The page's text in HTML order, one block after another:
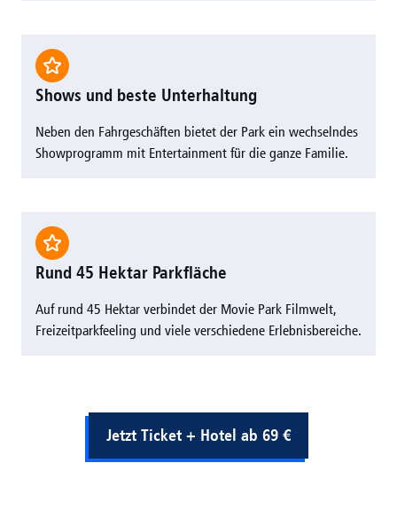
Shows und beste Unterhaltung
Neben den Fahrgeschäften bietet der Park ein wechselndes
Showprogramm mit Entertainment für die ganze Familie.
Rund 45 Hektar Parkfläche
Auf rund 45 Hektar verbindet der Movie Park Filmwelt,
Freizeitparkfeeling und viele verschiedene Erlebnisbereiche.
Jetzt Ticket + Hotel ab 69 €